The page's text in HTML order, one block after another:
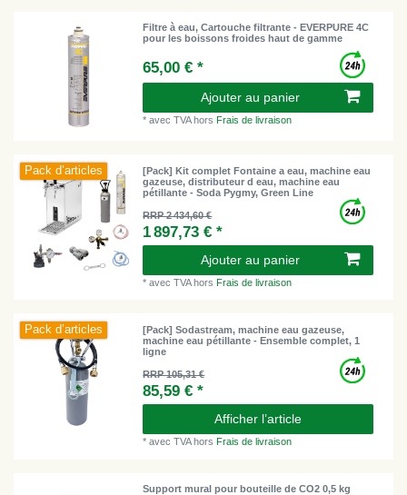
Filtre à eau, Cartouche filtrante - EVERPURE 4C
pour les boissons froides haut de gamme
65,00 € *
Ajouter au panier
*avec TVAhorsFrais de livraison
Pack d’articles
[Pack] Kit complet Fontaine a eau, machine eau
gazeuse, distributeur d eau, machine eau
pétillante - Soda Pygmy, Green Line
RRP 2 434,60 €
1 897,73 € *
Ajouter au panier
*avec TVAhors Frais de livraison
Pack d’articles
[Pack] Sodastream, machine eau gazeuse,
machine eau pétillante - Ensemble complet, 1
ligne
RRP 105,31 €
85,59 € *
Afficher l’article
*avec TVAhors Frais de livraison
Support mural pour bouteille de CO2 0,5 kg